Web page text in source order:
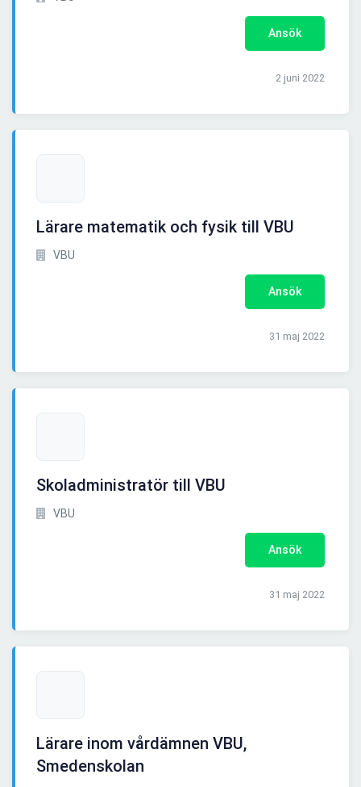
Ansök
2 juni 2022
Lärare matematik och fysik till VBU
VBU
Ansök
31 maj 2022
Skoladministratör till VBU
VBU
Ansök
31 maj 2022
Lärare inom vårdämnen VBU,
Smedenskolan